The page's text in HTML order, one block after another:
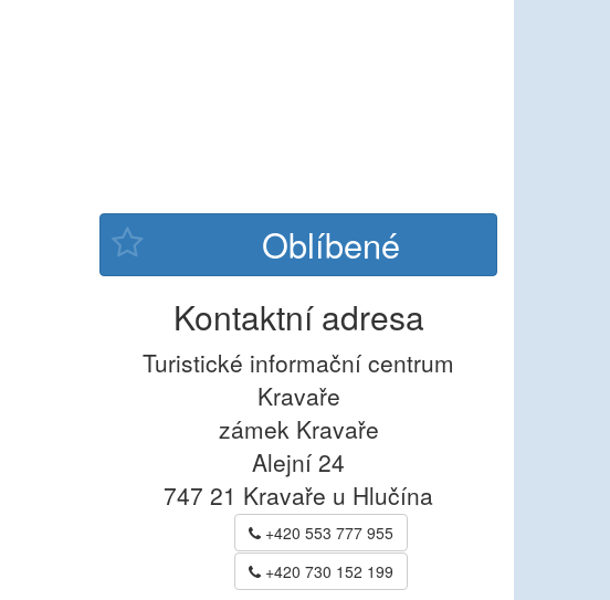
Kontaktní adresa
Turistické informační centrum
Kravaře
zámek Kravaře
Alejní 24
747 21 Kravaře u Hlučína
+420 553 777 955
+420 730 152 199